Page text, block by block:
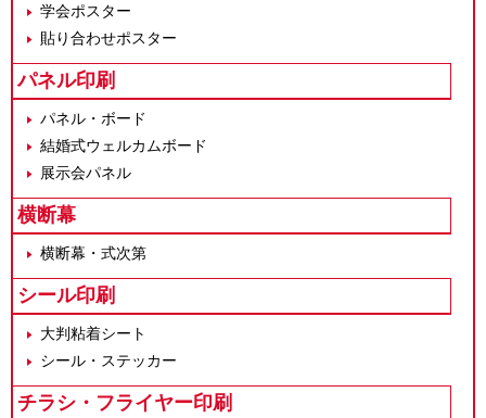
学会ポスター
貼り合わせポスター
パネル印刷
パネル・ボード
結婚式ウェルカムボード
展示会パネル
横断幕
横断幕・式次第
シール印刷
大判粘着シート
シール・ステッカー
チラシ・フライヤー印刷